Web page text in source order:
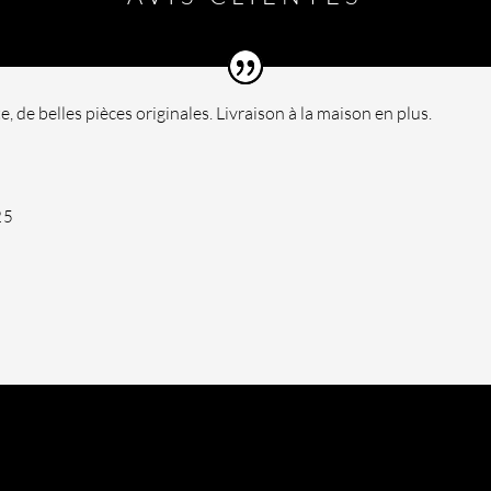
de belles pièces originales. Livraison à la maison en plus.